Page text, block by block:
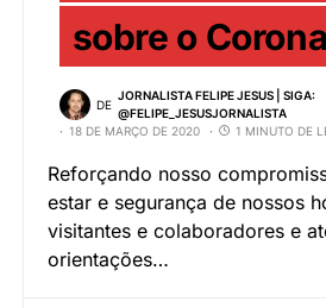
sobre o
DE
JORNALISTA FELIPE JESUS | SIGA:
@FELIPE_JESUSJORNALISTA
18 DE MARÇO DE 2020
1 MINUTO DE
Reforçando nosso
estar e segurança de nossos
visitantes e colaboradores e
orientações…